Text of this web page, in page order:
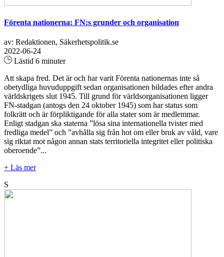
Förenta nationerna: FN:s grunder och organisation
av: Redaktionen, Säkerhetspolitik.se
2022-06-24
Lästid 6 minuter
Att skapa fred. Det är och har varit Förenta nationernas inte så
obetydliga huvuduppgift sedan organisationen bildades efter andra
världskrigets slut 1945. Till grund för världsorganisationen ligger
FN-stadgan (antogs den 24 oktober 1945) som har status som
folkrätt och är förpliktigande för alla stater som är medlemmar.
Enligt stadgan ska staterna ”lösa sina internationella tvister med
fredliga medel” och ”avhålla sig från hot om eller bruk av våld, vare
sig riktat mot någon annan stats territoriella integritet eller politiska
oberoende”...
+ Läs mer
S